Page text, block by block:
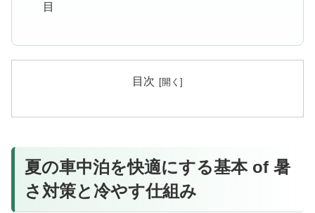
目
目次
夏の車中泊を快適にする基本 of 暑
さ対策と冷やす仕組み